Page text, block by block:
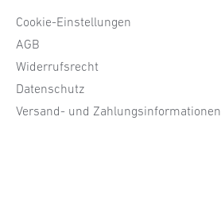
Cookie-Einstellungen
AGB
Widerrufsrecht
Datenschutz
Versand- und Zahlungsinformationen